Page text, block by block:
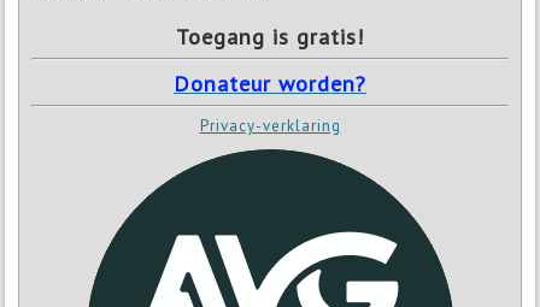
Toegang is gratis!
Donateur worden?
Privacy-verklaring